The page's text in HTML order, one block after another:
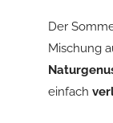
Der
Mischung
einfach